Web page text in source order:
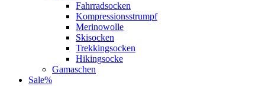
Fahrradsocken
Kompressionsstrumpf
Merinowolle
Skisocken
Trekkingsocken
Hikingsocke
Gamaschen
Sale%